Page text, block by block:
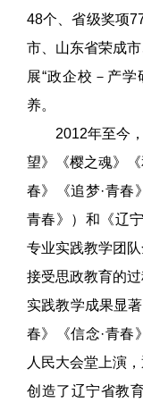
48个、省级奖项
市、山东省荣成
展“政企校－产
养。
2012年至今
望》《樱之魂》
春》《追梦·青春
青春》）和《辽
专业实践教学团
接受思政教育的
实践教学成果显
春》《信念·青春
人民大会堂上演
创造了辽宁省教